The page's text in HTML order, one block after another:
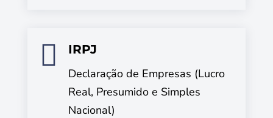

IRPJ
Declaração de Empresas (Lucro
Real, Presumido e Simples
Nacional)